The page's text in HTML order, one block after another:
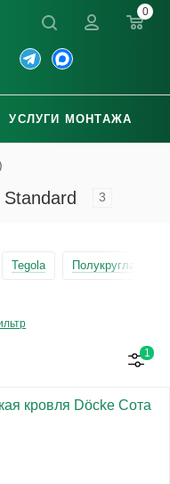
0
УСЛУГИ МОНТАЖА
3
Tegola Полукруглая
1